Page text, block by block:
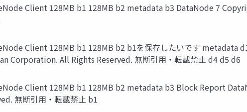
Client 128MB b1 128MB b2 metadata b3 DataNode 7
Client 128MB b1 128MB b2 b1を保存したいです metadata
Corporation. All Rights Reserved. 無断引用・転載禁止 d4 d5 d6
Client 128MB b1 128MB b2 metadata b3 Block Report
無断引用・転載禁止 b1